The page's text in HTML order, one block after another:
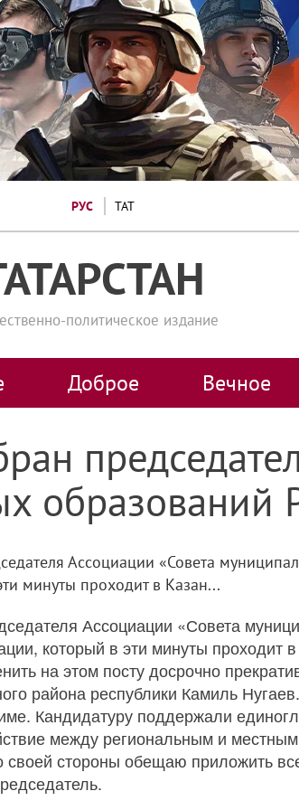
РУС ТАТ
политическое издание
Доброе Вечное
образований
Ассоциации «Совета
минуты проходит в Казан...
Ассоциации «Совета
который в эти минуты проходит
на этом посту досрочно
района республики Камиль Нугаев.
Кандидатуру поддержали
между региональным и
своей стороны обещаю приложить